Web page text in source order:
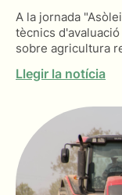
A la jornada
tècnics
sobre agricultura
Llegir la notícia